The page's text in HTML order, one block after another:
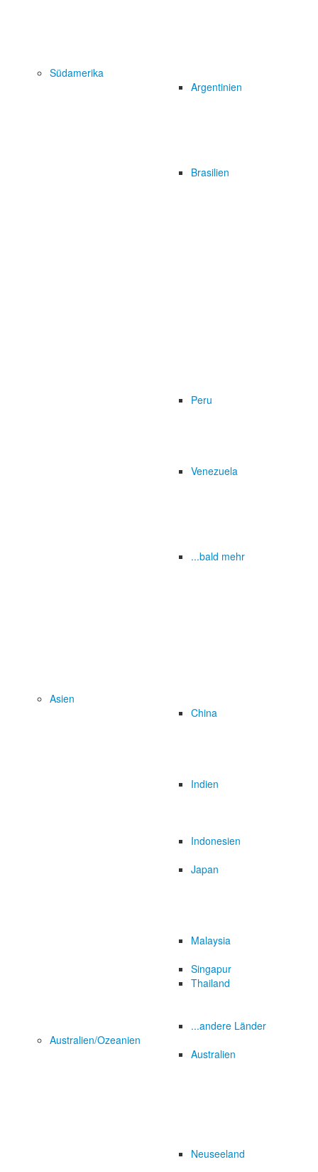
Südamerika
Argentinien
Brasilien
Peru
Venezuela
...bald mehr
Asien
China
Indien
Indonesien
Japan
Malaysia
Singapur
Thailand
...andere Länder
Australien/Ozeanien
Australien
Neuseeland